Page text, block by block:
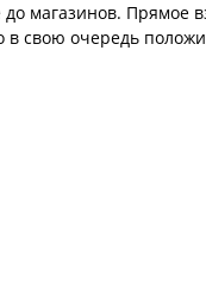
магазинов. Прямое
свою очередь